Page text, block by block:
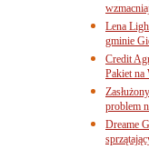
Lena
gminie
Credit
Pakiet
problem
Dreame